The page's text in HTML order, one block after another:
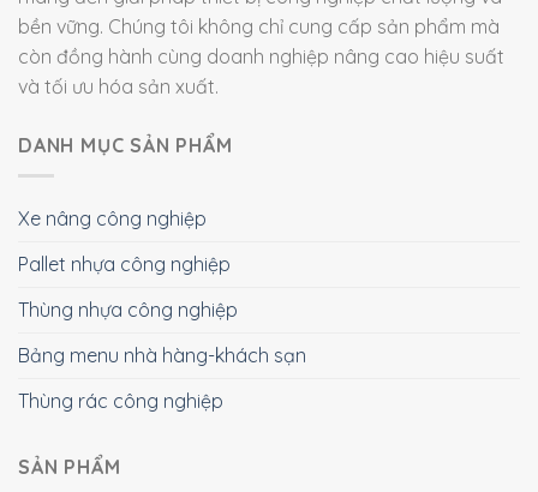
bền vững. Chúng tôi không chỉ cung cấp sản phẩm mà
còn đồng hành cùng doanh nghiệp nâng cao hiệu suất
và tối ưu hóa sản xuất.
DANH MỤC SẢN PHẨM
Xe nâng công nghiệp
Pallet nhựa công nghiệp
Thùng nhựa công nghiệp
Bảng menu nhà hàng-khách sạn
Thùng rác công nghiệp
SẢN PHẨM